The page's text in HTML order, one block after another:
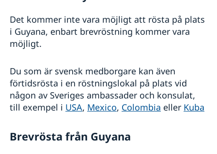
Allmänna säkerhetsläget
Naturförhållanden och katastrofer
Terrorism
Trafiksäkerhet
Kriminalitet och personlig säkerhet
Hälso- och sjukvård
In- och utresebestämmelser
Det kommer inte vara möjligt att rösta på plats
i Guyana, enbart brevröstning kommer vara
möjligt.
Du som är svensk medborgare kan även
förtidsrösta i en röstningslokal på plats vid
någon av Sveriges ambassader och konsulat,
till exempel i USA, Mexico, Colombia eller Kuba
Brevrösta från Guyana